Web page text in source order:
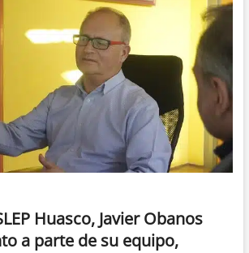
Huasco, Javier Obanos
a parte de su equipo,